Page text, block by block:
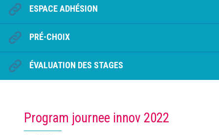
ESPACE ADHÉSION
PRÉ-CHOIX
ÉVALUATION DES STAGES
Program journee innov 2022